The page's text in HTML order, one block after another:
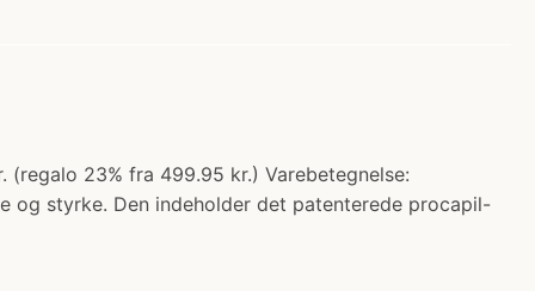
23% fra 499.95 kr.) Varebetegnelse:
og styrke. Den indeholder det patenterede procapil-